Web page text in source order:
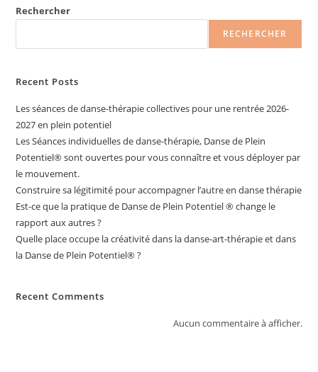
Rechercher
RECHERCHER
Recent Posts
Les séances de danse-thérapie collectives pour une rentrée 2026-
2027 en plein potentiel
Les Séances individuelles de danse-thérapie, Danse de Plein
Potentiel®️ sont ouvertes pour vous connaître et vous déployer par
le mouvement.
Construire sa légitimité pour accompagner l’autre en danse thérapie
Est-ce que la pratique de Danse de Plein Potentiel ® change le
rapport aux autres ?
Quelle place occupe la créativité dans la danse-art-thérapie et dans
la Danse de Plein Potentiel® ?
Recent Comments
Aucun commentaire à afficher.